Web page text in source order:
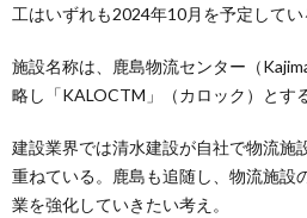
工はいずれも2024年10月を予定してい
施設名称は、鹿島物流センター（
略し「KALOCTM」（カロック）とす
建設業界では清水建設が自社で物流施
重ねている。鹿島も追随し、物流施設
業を強化していきたい考え。